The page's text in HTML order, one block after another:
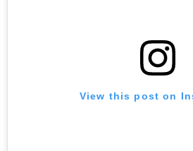
View this post on